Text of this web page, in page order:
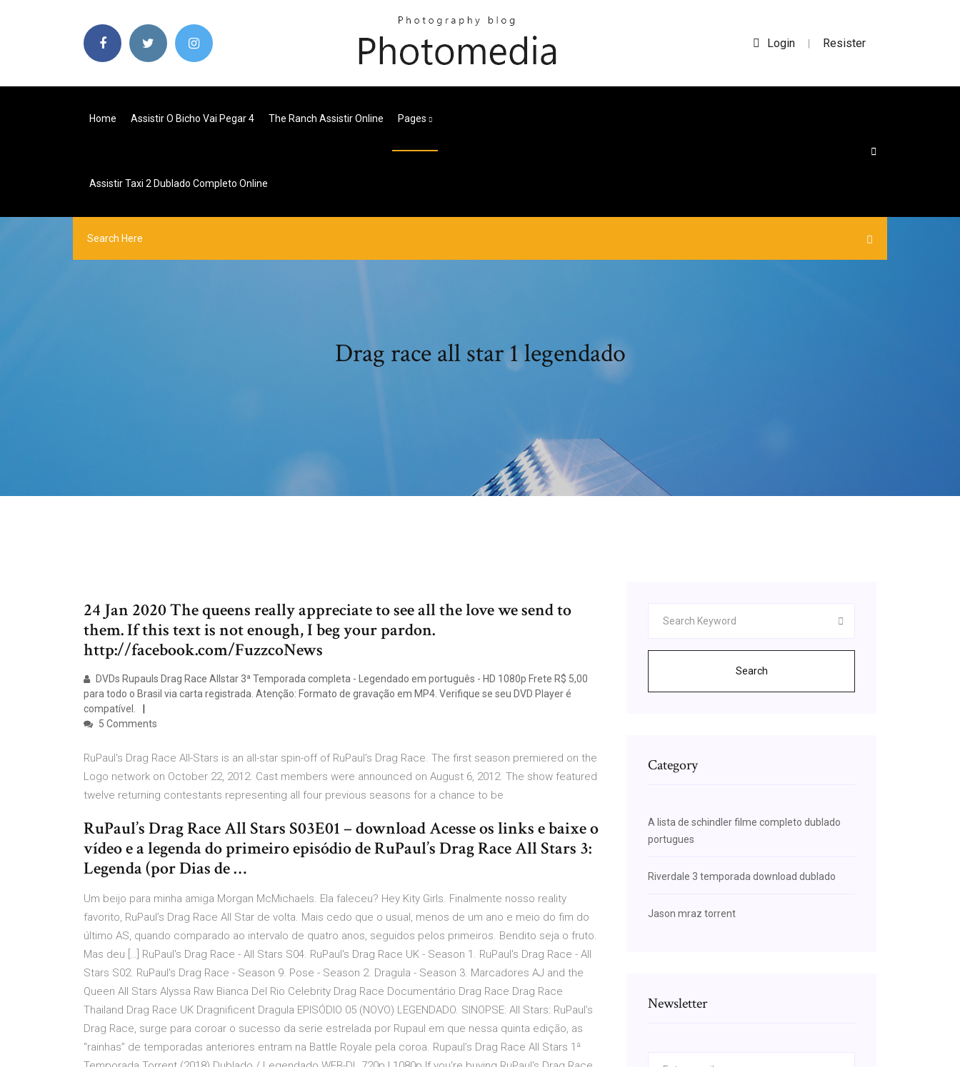
Login | Resister
Home Assistir O Bicho Vai Pegar 4 The Ranch Assistir Online Pages
Assistir Taxi 2 Dublado Completo Online
Drag race all star 1 legendado
24 Jan 2020 The queens really appreciate to see all the love we send to
them. If this text is not enough, I beg your pardon.
http://facebook.com/FuzzcoNews
DVDs Rupauls Drag Race Allstar 3ª Temporada completa - Legendado em português - HD 1080p Frete R$ 5,00
para todo o Brasil via carta registrada. Atenção: Formato de gravação em MP4. Verifique se seu DVD Player é
compatível.
5 Comments
RuPaul's Drag Race All-Stars is an all-star spin-off of RuPaul's Drag Race. The first season premiered on the
Logo network on October 22, 2012. Cast members were announced on August 6, 2012. The show featured
twelve returning contestants representing all four previous seasons for a chance to be
RuPaul’s Drag Race All Stars S03E01 – download Acesse os links e baixe o
vídeo e a legenda do primeiro episódio de RuPaul’s Drag Race All Stars 3:
Legenda (por Dias de …
Um beijo para minha amiga Morgan McMichaels. Ela faleceu? Hey Kity Girls. Finalmente nosso reality
favorito, RuPaul’s Drag Race All Star de volta. Mais cedo que o usual, menos de um ano e meio do fim do
último AS, quando comparado ao intervalo de quatro anos, seguidos pelos primeiros. Bendito seja o fruto.
Mas deu […] RuPaul's Drag Race - All Stars S04. RuPaul's Drag Race UK - Season 1. RuPaul's Drag Race - All
Stars S02. RuPaul's Drag Race - Season 9. Pose - Season 2. Dragula - Season 3. Marcadores AJ and the
Queen All Stars Alyssa Raw Bianca Del Rio Celebrity Drag Race Documentário Drag Race Drag Race
Thailand Drag Race UK Dragnificent Dragula EPISÓDIO 05 (NOVO) LEGENDADO. SINOPSE: All Stars: RuPaul’s
Drag Race, surge para coroar o sucesso da serie estrelada por Rupaul em que nessa quinta edição, as
“rainhas” de temporadas anteriores entram na Battle Royale pela coroa. Rupaul’s Drag Race All Stars 1ª
Search
Category
A lista de schindler filme completo dublado
portugues
Riverdale 3 temporada download dublado
Jason mraz torrent
Newsletter